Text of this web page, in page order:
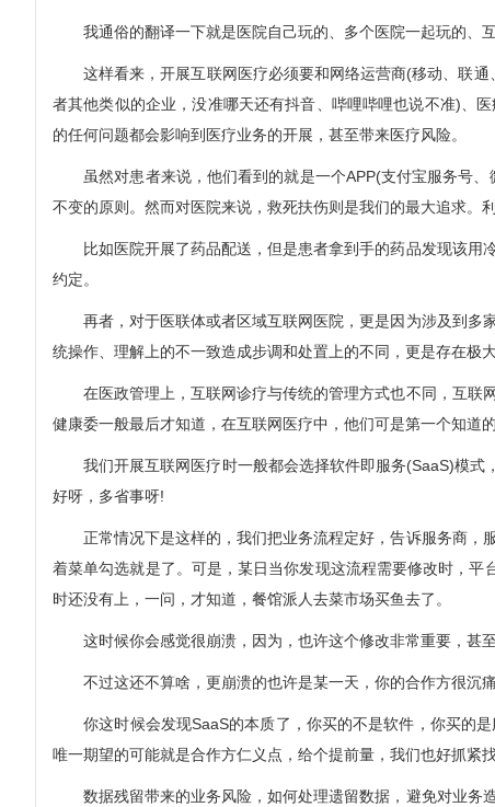
我通俗的翻译一下就是医院自己玩的、多个医院一起玩的、互
这样看来，开展互联网医疗必须要和网络运营商(移动、联通
者其他类似的企业，没准哪天还有抖音、哔哩哔哩也说不准)、
的任何问题都会影响到医疗业务的开展，甚至带来医疗风险。
虽然对患者来说，他们看到的就是一个APP(支付宝服务号、
不变的原则。然而对医院来说，救死扶伤则是我们的最大追求。
比如医院开展了药品配送，但是患者拿到手的药品发现该用
约定。
再者，对于医联体或者区域互联网医院，更是因为涉及到多
统操作、理解上的不一致造成步调和处置上的不同，更是存在极大
在医政管理上，互联网诊疗与传统的管理方式也不同，互联
健康委一般最后才知道，在互联网医疗中，他们可是第一个知道
我们开展互联网医疗时一般都会选择软件即服务(SaaS)模式
好呀，多省事呀!
正常情况下是这样的，我们把业务流程定好，告诉服务商，
着菜单勾选就是了。可是，某日当你发现这流程需要修改时，
时还没有上，一问，才知道，餐馆派人去菜市场买鱼去了。
这时候你会感觉很崩溃，因为，也许这个修改非常重要，甚至
不过这还不算啥，更崩溃的也许是某一天，你的合作方很沉痛
你这时候会发现SaaS的本质了，你买的不是软件，你买的是
唯一期望的可能就是合作方仁义点，给个提前量，我们也好抓紧
数据残留带来的业务风险，如何处理遗留数据，避免对业务